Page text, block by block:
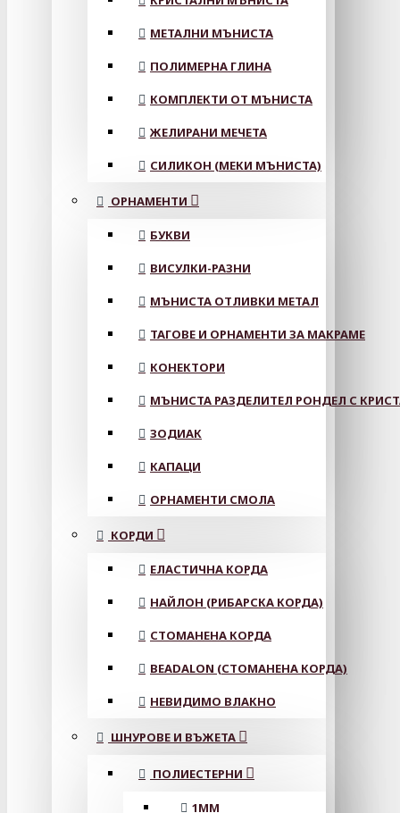
МЕТАЛНИ МЪНИСТА
ПОЛИМЕРНА ГЛИНА
КОМПЛЕКТИ ОТ МЪНИСТА
ЖЕЛИРАНИ МЕЧЕТА
СИЛИКОН (МЕКИ МЪНИСТА)
ОРНАМЕНТИ
БУКВИ
ВИСУЛКИ-РАЗНИ
МЪНИСТА ОТЛИВКИ МЕТАЛ
ТАГОВЕ И ОРНАМЕНТИ ЗА МАКРАМЕ
КОНЕКТОРИ
МЪНИСТА РАЗДЕЛИТЕЛ РОНДЕЛ С
ЗОДИАК
КАПАЦИ
ОРНАМЕНТИ СМОЛА
КОРДИ
ЕЛАСТИЧНА КОРДА
НАЙЛОН (РИБАРСКА КОРДА)
СТОМАНЕНА КОРДА
BEADALON (СТОМАНЕНА КОРДА)
НЕВИДИМО ВЛАКНО
ШНУРОВЕ И ВЪЖЕТА
ПОЛИЕСТЕРНИ
1ММ